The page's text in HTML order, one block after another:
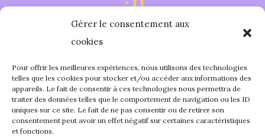
Gérer le consentement aux
cookies
Pour offrir les meilleures expériences, nous utilisons des technologies
telles que les cookies pour stocker et/ou accéder aux informations des
appareils. Le fait de consentir à ces technologies nous permettra de
traiter des données telles que le comportement de navigation ou les ID
uniques sur ce site. Le fait de ne pas consentir ou de retirer son
consentement peut avoir un effet négatif sur certaines caractéristiques
et fonctions.
travaillons sur
quelque chose de
fantastique –
bientôt !